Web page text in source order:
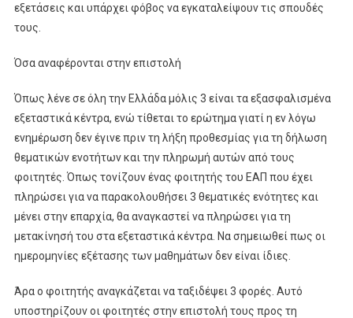
εξετάσεις και υπάρχει φόβος να εγκαταλείψουν τις σπουδές
τους.
Όσα αναφέρονται στην επιστολή
Όπως λένε σε όλη την Ελλάδα μόλις 3 είναι τα εξασφαλισμένα
εξεταστικά κέντρα, ενώ τίθεται το ερώτημα γιατί η εν λόγω
ενημέρωση δεν έγινε πριν τη λήξη προθεσμίας για τη δήλωση
θεματικών ενοτήτων και την πληρωμή αυτών από τους
φοιτητές. Όπως τονίζουν ένας φοιτητής του ΕΑΠ που έχει
πληρώσει για να παρακολουθήσει 3 θεματικές ενότητες και
μένει στην επαρχία, θα αναγκαστεί να πληρώσει για τη
μετακίνησή του στα εξεταστικά κέντρα. Να σημειωθεί πως οι
ημερομηνίες εξέτασης των μαθημάτων δεν είναι ίδιες.
Άρα ο φοιτητής αναγκάζεται να ταξιδέψει 3 φορές. Αυτό
υποστηρίζουν οι φοιτητές στην επιστολή τους προς τη